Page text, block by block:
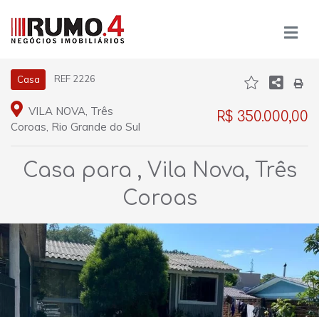
Casa REF 2226
VILA NOVA, Três
Coroas, Rio Grande do Sul
R$ 350.000,00
Casa para , Vila Nova, Três
Coroas